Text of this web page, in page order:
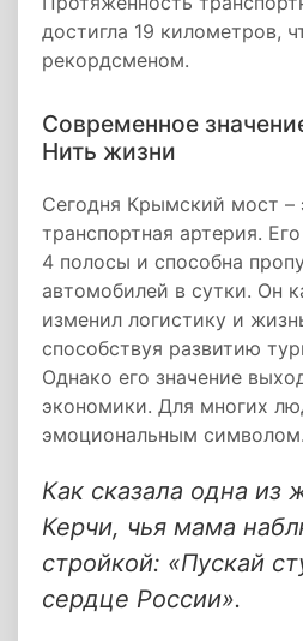
достигла 19 километров,
рекордсменом.
Современное
Нить жизни
Сегодня Крымский мост –
транспортная артерия.
4 полосы и способна
автомобилей в сутки. Он
изменил логистику и
способствуя развитию
Однако его значение
экономики. Для многих
эмоциональным символом.
Как сказала одна из
Керчи, чья мама
стройкой: «Пускай
сердце России».